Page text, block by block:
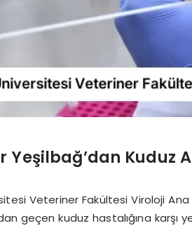
Yeşilbağ’dan Kuduz
Veteriner Fakültesi Viroloji Ana
geçen kuduz hastalığına karşı